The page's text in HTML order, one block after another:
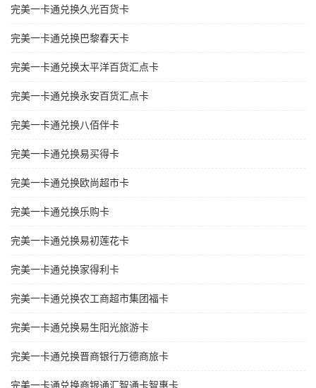
完美一卡通兑换久光百货卡
完美一卡通兑换巴黎春天卡
完美一卡通兑换太平洋百货汇点卡
完美一卡通兑换永安百货汇点卡
完美一卡通兑换八佰伴卡
完美一卡通兑换易买得卡
完美一卡通兑换欧尚超市卡
完美一卡通兑换乐购卡
完美一卡通兑换易初莲花卡
完美一卡通兑换家得利卡
完美一卡通兑换农工商超市集团福卡
完美一卡通兑换易生阳光旅游卡
完美一卡通兑换晋商银行万德商旅卡
完美一卡通兑换商银通汇智通卡智惠卡